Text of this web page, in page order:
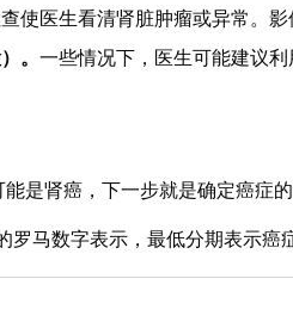
使医生看清肾脏肿瘤或异常。影
。 一些情况下，医生可能建议
是肾癌，下一步就是确定癌症
罗马数字表示，最低分期表示癌